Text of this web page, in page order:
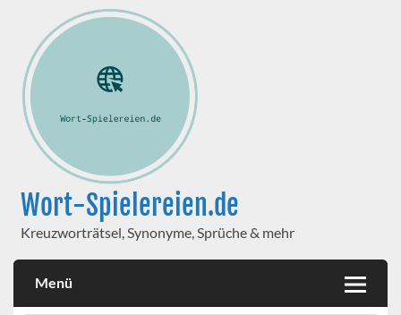
Wort-Spielereien.de
Kreuzworträtsel, Synonyme, Sprüche & mehr
Menü